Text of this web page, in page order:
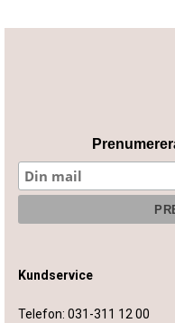
Kundservice
Telefon: 031-311 12 00